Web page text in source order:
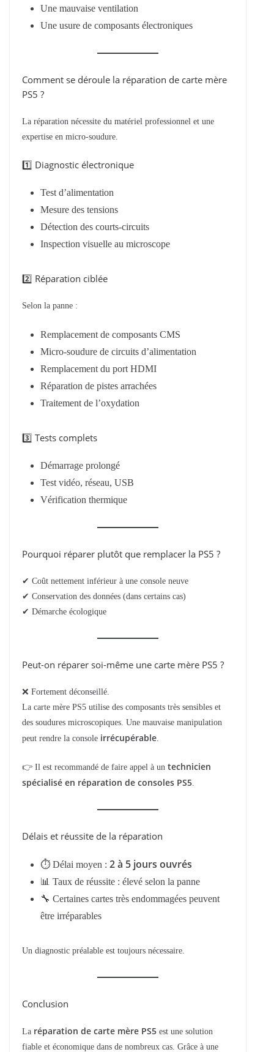
Une mauvaise ventilation
Une usure de composants électroniques
Comment se déroule la réparation de carte mère
PS5 ?
La réparation nécessite du matériel professionnel et une
expertise en micro-soudure.
1️⃣ Diagnostic électronique
Test d’alimentation
Mesure des tensions
Détection des courts-circuits
Inspection visuelle au microscope
2️⃣ Réparation ciblée
Selon la panne :
Remplacement de composants CMS
Micro-soudure de circuits d’alimentation
Remplacement du port HDMI
Réparation de pistes arrachées
Traitement de l’oxydation
3️⃣ Tests complets
Démarrage prolongé
Test vidéo, réseau, USB
Vérification thermique
Pourquoi réparer plutôt que remplacer la PS5 ?
✔ Coût nettement inférieur à une console neuve
✔ Conservation des données (dans certains cas)
✔ Démarche écologique
Peut-on réparer soi-même une carte mère PS5 ?
❌ Fortement déconseillé.
La carte mère PS5 utilise des composants très sensibles et
des soudures microscopiques. Une mauvaise manipulation
peut rendre la console irrécupérable.
👉 Il est recommandé de faire appel à un technicien
spécialisé en réparation de consoles PS5.
Délais et réussite de la réparation
⏱ Délai moyen : 2 à 5 jours ouvrés
📊 Taux de réussite : élevé selon la panne
🔧 Certaines cartes très endommagées peuvent
être irréparables
Un diagnostic préalable est toujours nécessaire.
Conclusion
La réparation de carte mère PS5 est une solution
fiable et économique dans de nombreux cas. Grâce à une